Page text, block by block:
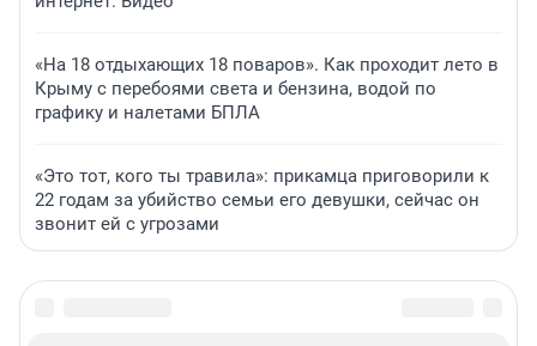
«На 18 отдыхающих 18 поваров». Как проходит лето в
Крыму с перебоями света и бензина, водой по
графику и налетами БПЛА
«Это тот, кого ты травила»: прикамца приговорили к
22 годам за убийство семьи его девушки, сейчас он
звонит ей с угрозами